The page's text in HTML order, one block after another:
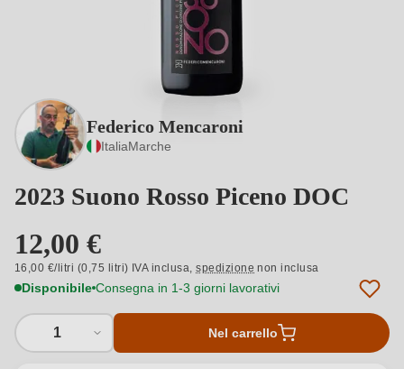
Federico Mencaroni
ItaliaMarche
2023 Suono Rosso Piceno DOC
12,00 €
16,00 €/litri (0,75 litri) IVA inclusa,spedizione non inclusa
Disponibile Consegna in 1-3 giorni lavorativi
1 Nel carrello